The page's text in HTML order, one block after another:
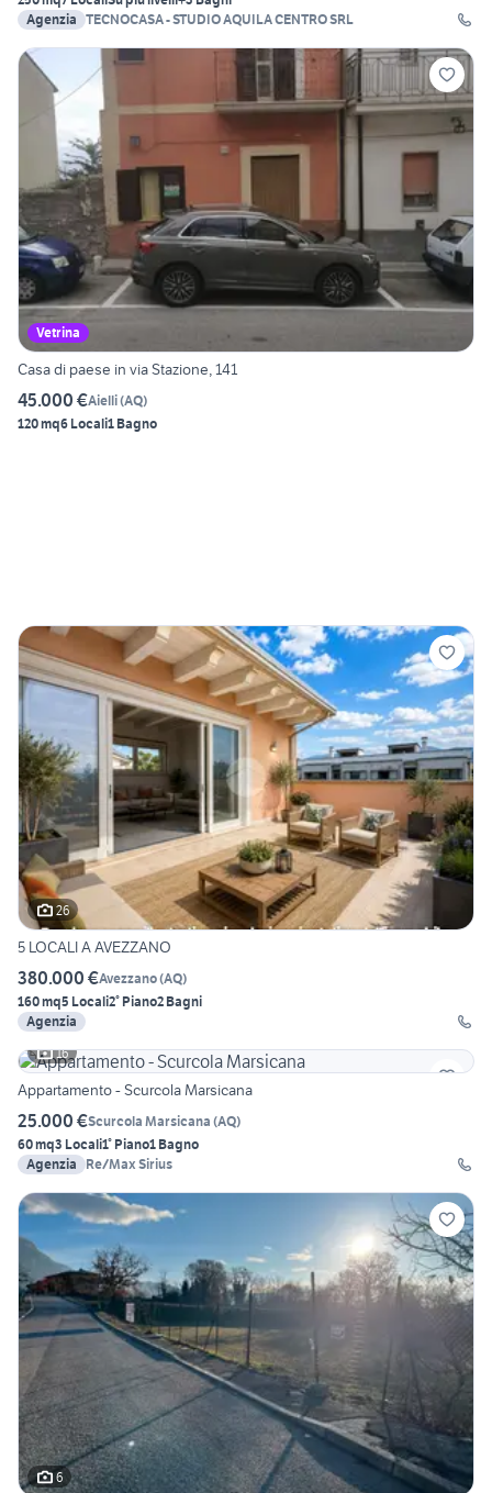
Agenzia TECNOCASA - STUDIO AQUILA CENTRO SRL
Vetrina
Casa di paese in via Stazione, 141
45.000 €Aielli(AQ)
120 mq6 Locali1 Bagno
26
5 LOCALI A AVEZZANO
380.000 €Avezzano(AQ)
160 mq5 Locali2° Piano2 Bagni
Agenzia
16
Appartamento - Scurcola Marsicana
25.000 €Scurcola Marsicana (AQ)
60 mq3 Locali1° Piano1 Bagno
Agenzia
Re/Max Sirius
6